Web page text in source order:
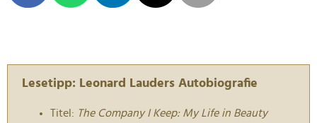
Lesetipp: Leonard Lauders Autobiografie
Titel: The Company I Keep: My Life in Beauty